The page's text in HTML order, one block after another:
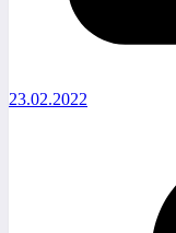
23.02.2022